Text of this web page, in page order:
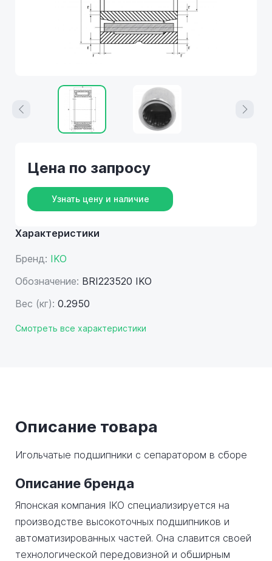
Характеристики
Бренд: IKO
Обозначение: BRI223520 IKO
Вес (кг): 0.2950
Смотреть все характеристики
Цена по запросу
Узнать цену и наличие
Описание товара
Игольчатые подшипники с сепаратором в сборе
Описание бренда
Японская компания IKO специализируется на
производстве высокоточных подшипников и
автоматизированных частей. Она славится своей
технологической передовизной и обширным